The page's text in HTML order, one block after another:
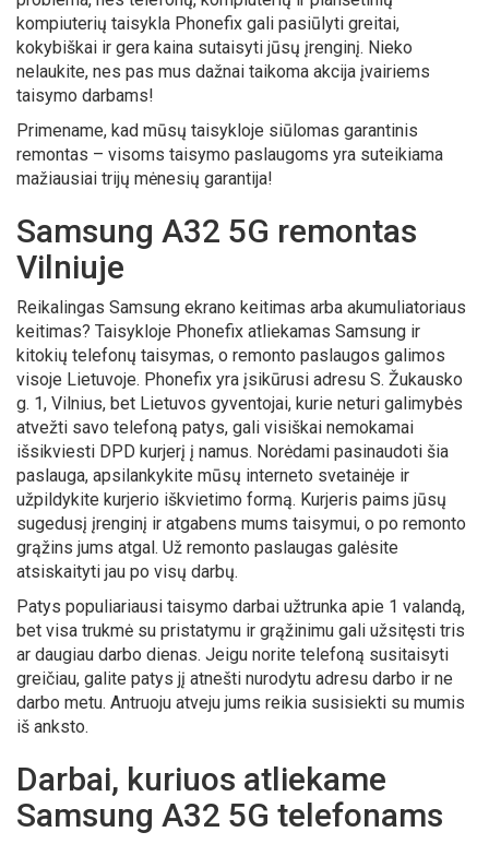
kompiuterių taisykla Phonefix gali pasiūlyti greitai,
kokybiškai ir gera kaina sutaisyti jūsų įrenginį. Nieko
nelaukite, nes pas mus dažnai taikoma akcija įvairiems
taisymo darbams!
Primename, kad mūsų taisykloje siūlomas garantinis
remontas – visoms taisymo paslaugoms yra suteikiama
mažiausiai trijų mėnesių garantija!
Samsung A32 5G remontas
Vilniuje
Reikalingas Samsung ekrano keitimas arba akumuliatoriaus
keitimas? Taisykloje Phonefix atliekamas Samsung ir
kitokių telefonų taisymas, o remonto paslaugos galimos
visoje Lietuvoje. Phonefix yra įsikūrusi adresu S. Žukausko
g. 1, Vilnius, bet Lietuvos gyventojai, kurie neturi galimybės
atvežti savo telefoną patys, gali visiškai nemokamai
išsikviesti DPD kurjerį į namus. Norėdami pasinaudoti šia
paslauga, apsilankykite mūsų interneto svetainėje ir
užpildykite kurjerio iškvietimo formą. Kurjeris paims jūsų
sugedusį įrenginį ir atgabens mums taisymui, o po remonto
grąžins jums atgal. Už remonto paslaugas galėsite
atsiskaityti jau po visų darbų.
Patys populiariausi taisymo darbai užtrunka apie 1 valandą,
bet visa trukmė su pristatymu ir grąžinimu gali užsitęsti tris
ar daugiau darbo dienas. Jeigu norite telefoną susitaisyti
greičiau, galite patys jį atnešti nurodytu adresu darbo ir ne
darbo metu. Antruoju atveju jums reikia susisiekti su mumis
iš anksto.
Darbai, kuriuos atliekame
Samsung A32 5G telefonams